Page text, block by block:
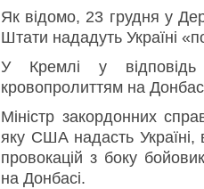
Як відомо, 23 грудня у
Штати нададуть Україні
У Кремлі у
кровопролиттям на
Міністр закордонних
яку США надасть Україні,
провокацій з боку
на Донбасі.